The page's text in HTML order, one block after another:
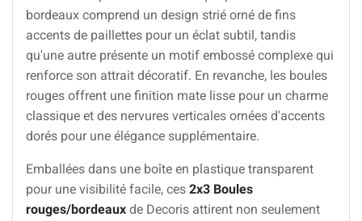
bordeaux comprend un design strié orné de fins
accents de paillettes pour un éclat subtil, tandis
qu'une autre présente un motif embossé complexe qui
renforce son attrait décoratif. En revanche, les boules
rouges offrent une finition mate lisse pour un charme
classique et des nervures verticales ornées d'accents
dorés pour une élégance supplémentaire.
Emballées dans une boîte en plastique transparent
pour une visibilité facile, ces 2x3 Boules
rouges/bordeaux de Decoris attirent non seulement